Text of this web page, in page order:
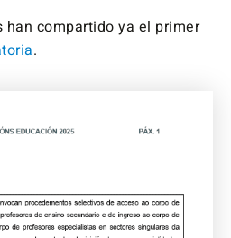
compartido ya el primer
.